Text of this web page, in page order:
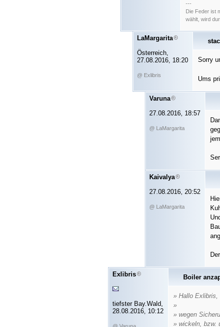
---
Die Feder ist
wählt, wird
LaMargarita
Österreich,
27.08.2016, 18:20
@ Exlibris
Sorry
Ums
Varuna
27.08.2016, 18:57
@ LaMargarita
Kaivalya
27.08.2016, 20:52
@ LaMargarita
Exlibris
tiefster Bay.Wald,
28.08.2016, 10:12
Boiler
» Hallo Exlibris,
»
» wegen
» wickeln, bzw.